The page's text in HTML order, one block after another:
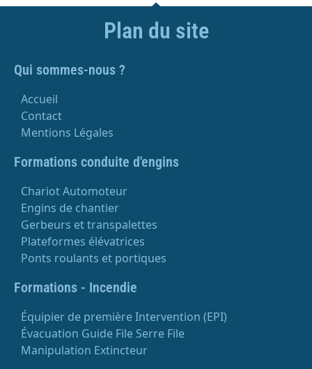
Plan du site
Qui sommes-nous ?
Accueil
Contact
Mentions Légales
Formations conduite d'engins
Chariot Automoteur
Engins de chantier
Gerbeurs et transpalettes
Plateformes élévatrices
Ponts roulants et portiques
Formations - Incendie
Équipier de première Intervention (EPI)
Évacuation Guide File Serre File
Manipulation Extincteur